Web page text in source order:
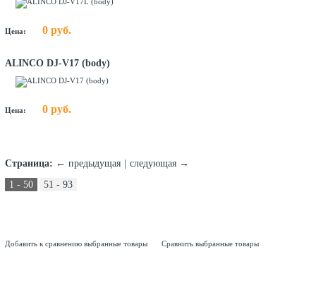
Цена: 0 руб.
ALINCO DJ-V17 (body)
Цена: 0 руб.
Страница: ← предыдущая следующая →
1 - 50
51 - 93
Добавить к сравнению выбранные товары Сравнить выбранные товары